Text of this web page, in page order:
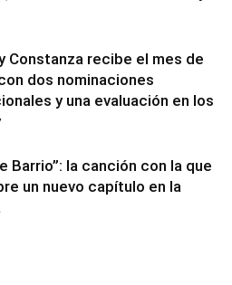
Constanza recibe el mes de
dos nominaciones
y una evaluación en los
Barrio”: la canción con la que
un nuevo capítulo en la